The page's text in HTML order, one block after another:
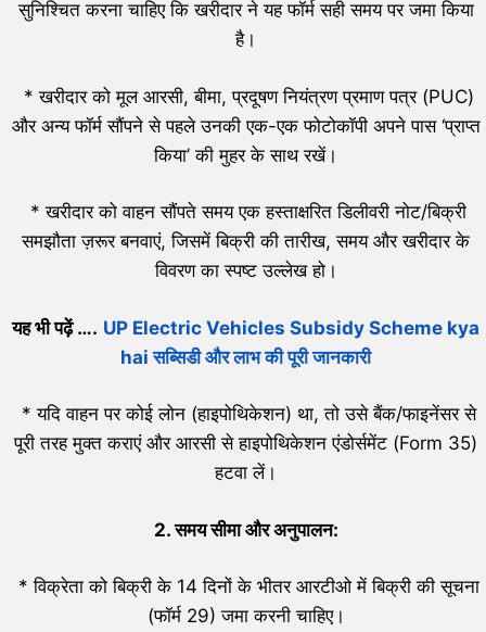
सुनिश्चित करना चाहिए कि खरीदार ने यह फॉर्म सही समय पर जमा किया
है।
* खरीदार को मूल आरसी, बीमा, प्रदूषण नियंत्रण प्रमाण पत्र (PUC)
और अन्य फॉर्म सौंपने से पहले उनकी एक-एक फोटोकॉपी अपने पास ‘प्राप्त
किया’ की मुहर के साथ रखें।
* खरीदार को वाहन सौंपते समय एक हस्ताक्षरित डिलीवरी नोट/बिक्री
समझौता ज़रूर बनवाएं, जिसमें बिक्री की तारीख, समय और खरीदार के
विवरण का स्पष्ट उल्लेख हो।
यह भी पढ़ें …. UP Electric Vehicles Subsidy Scheme kya
hai सब्सिडी और लाभ की पूरी जानकारी
* यदि वाहन पर कोई लोन (हाइपोथिकेशन) था, तो उसे बैंक/फाइनेंसर से
पूरी तरह मुक्त कराएं और आरसी से हाइपोथिकेशन एंडोर्समेंट (Form 35)
हटवा लें।
2.समय सीमा और अनुपालन:
* विक्रेता को बिक्री के 14 दिनों के भीतर आरटीओ में बिक्री की सूचना
(फॉर्म 29) जमा करनी चाहिए।